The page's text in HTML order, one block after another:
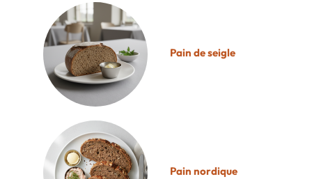
Pain de seigle
Pain nordique